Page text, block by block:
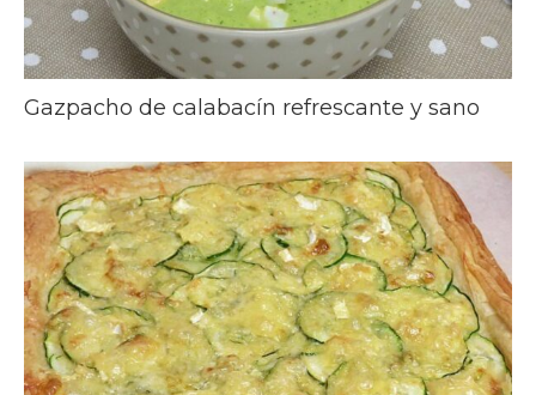
Gazpacho de calabacín refrescante y sano